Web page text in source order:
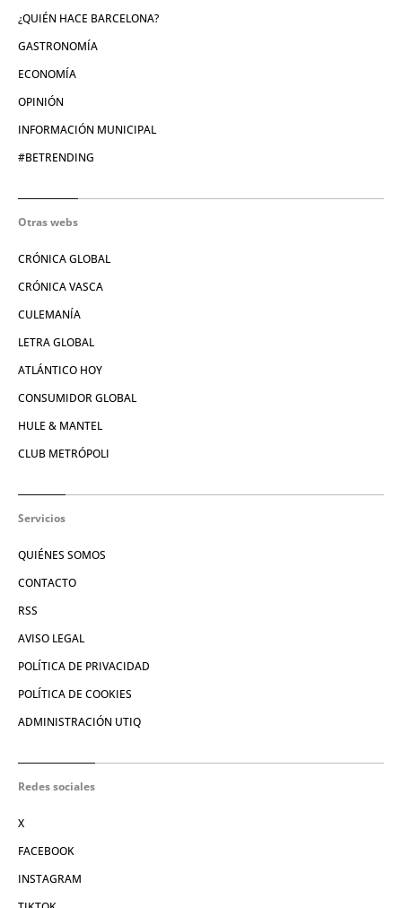
¿QUIÉN HACE BARCELONA?
GASTRONOMÍA
ECONOMÍA
OPINIÓN
INFORMACIÓN MUNICIPAL
#BETRENDING
Otras webs
CRÓNICA GLOBAL
CRÓNICA VASCA
CULEMANÍA
LETRA GLOBAL
ATLÁNTICO HOY
CONSUMIDOR GLOBAL
HULE & MANTEL
CLUB METRÓPOLI
Servicios
QUIÉNES SOMOS
CONTACTO
RSS
AVISO LEGAL
POLÍTICA DE PRIVACIDAD
POLÍTICA DE COOKIES
ADMINISTRACIÓN UTIQ
Redes sociales
X
FACEBOOK
INSTAGRAM